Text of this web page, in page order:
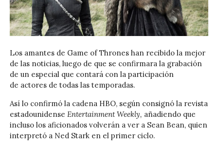
Los amantes de Game of Thrones han recibido la mejor
de las noticias, luego de que se confirmara la grabación
de un especial que contará con la participación
de actores de todas las temporadas.
Así lo confirmó la cadena HBO, según consignó la revista
estadounidense Entertainment Weekly, añadiendo que
incluso los aficionados volverán a ver a Sean Bean, quien
interpretó a Ned Stark en el primer ciclo.